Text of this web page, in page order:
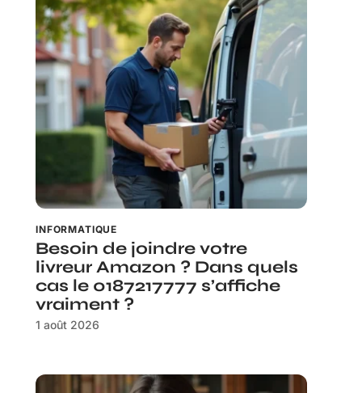
INFORMATIQUE
Besoin de joindre votre
livreur Amazon ? Dans quels
cas le 0187217777 s’affiche
vraiment ?
1 août 2026